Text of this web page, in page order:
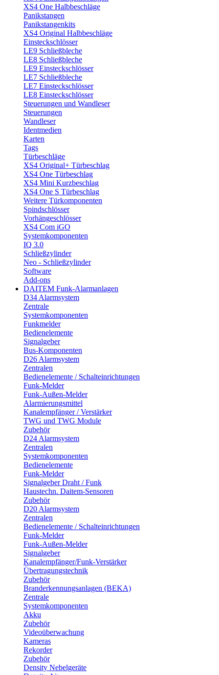
XS4 One Halbbeschläge
Panikstangen
Panikstangenkits
XS4 Original Halbbeschläge
Einsteckschlösser
LE9 Schließbleche
LE8 Schließbleche
LE9 Einsteckschlösser
LE7 Schließbleche
LE7 Einsteckschlösser
LE8 Einsteckschlösser
Steuerungen und Wandleser
Steuerungen
Wandleser
Identmedien
Karten
Tags
Türbeschläge
XS4 Original+ Türbeschlag
XS4 One Türbeschlag
XS4 Mini Kurzbeschlag
XS4 One S Türbeschlag
Weitere Türkomponenten
Spindschlösser
Vorhängeschlösser
XS4 Com iGO
Systemkomponenten
IQ 3.0
Schließzylinder
Neo - Schließzylinder
Software
Add-ons
DAITEM Funk-Alarmanlagen
D34 Alarmsystem
Zentrale
Systemkomponenten
Funkmelder
Bedienelemente
Signalgeber
Bus-Komponenten
D26 Alarmsystem
Zentralen
Bedienelemente / Schalteinrichtungen
Funk-Melder
Funk-Außen-Melder
Alarmierungsmittel
Kanalempfänger / Verstärker
TWG und TWG Module
Zubehör
D24 Alarmsystem
Zentralen
Systemkomponenten
Bedienelemente
Funk-Melder
Signalgeber Draht / Funk
Haustechn. Daitem-Sensoren
Zubehör
D20 Alarmsystem
Zentralen
Bedienelemente / Schalteinrichtungen
Funk-Melder
Funk-Außen-Melder
Signalgeber
Kanalempfänger/Funk-Verstärker
Übertragungstechnik
Zubehör
Branderkennungsanlagen (BEKA)
Zentrale
Systemkomponenten
Akku
Zubehör
Videoüberwachung
Kameras
Rekorder
Zubehör
Density Nebelgeräte